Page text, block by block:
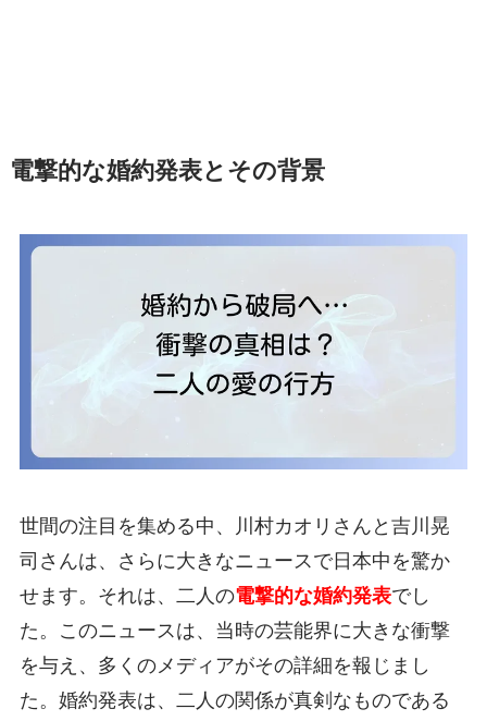
電撃的な婚約発表とその背景
世間の注目を集める中、川村カオリさんと吉川晃
司さんは、さらに大きなニュースで日本中を驚か
せます。それは、二人の電撃的な婚約発表でし
た。このニュースは、当時の芸能界に大きな衝撃
を与え、多くのメディアがその詳細を報じまし
た。婚約発表は、二人の関係が真剣なものである